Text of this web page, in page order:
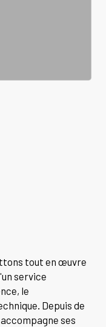
tout en œuvre
service
le
Depuis de
ses